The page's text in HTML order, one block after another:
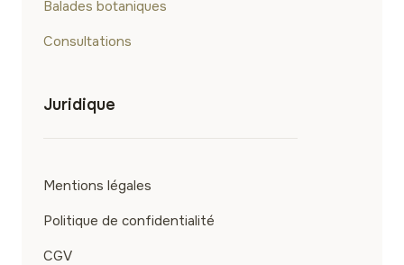
Balades botaniques
Consultations
Juridique
Mentions légales
Politique de confidentialité
CGV